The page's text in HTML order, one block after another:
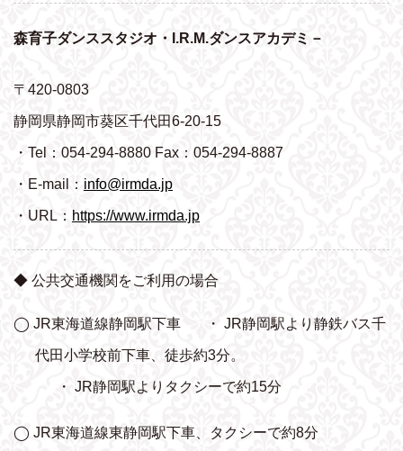
森育子ダンススタジオ・I.R.M.ダンスアカデミ－
〒420-0803
静岡県静岡市葵区千代田6-20-15
・Tel：054-294-8880 Fax：054-294-8887
・E-mail： info@irmda.jp
・URL： https://www.irmda.jp
◆ 公共交通機関をご利用の場合
◯ JR東海道線静岡駅下車 ・ JR静岡駅より静鉄バス千
代田小学校前下車、 徒歩約3分。
・ JR静岡駅よりタクシーで約15分
◯ JR東海道線東静岡駅下車、タクシーで約8分